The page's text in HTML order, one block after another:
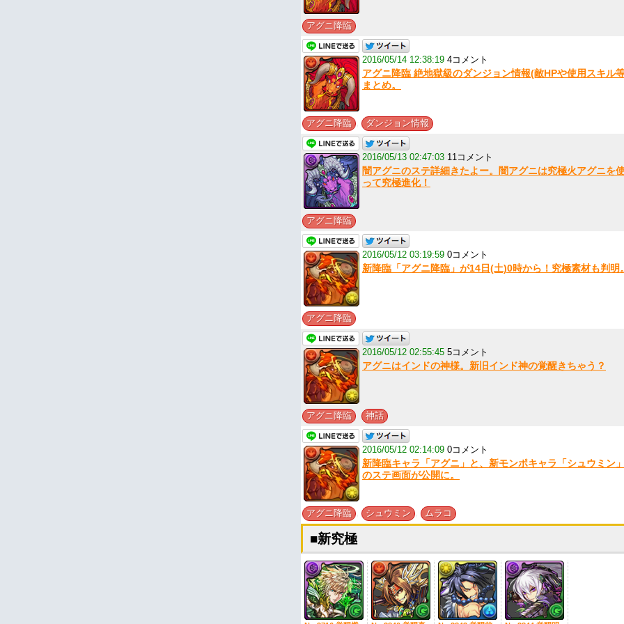
アグニ降臨
2016/05/14 12:38:19 4コメント
アグニ降臨 絶地獄級のダンジョン情報(敵HPや使用スキル
まとめ。
アグニ降臨 ダンジョン情報
2016/05/13 02:47:03 11コメント
闇アグニのステ詳細きたよー。闇アグニは究極火アグニを
って究極進化！
アグニ降臨
2016/05/12 03:19:59 0コメント
新降臨「アグニ降臨」が14日(土)0時から！究極素材も判明
アグニ降臨
2016/05/12 02:55:45 5コメント
アグニはインドの神様。新旧インド神の覚醒きちゃう？
アグニ降臨 神話
2016/05/12 02:14:09 0コメント
新降臨キャラ「アグニ」と、新モンポキャラ「シュウミン
のステ画面が公開に。
アグニ降臨 シュウミン ムラコ
■新究極